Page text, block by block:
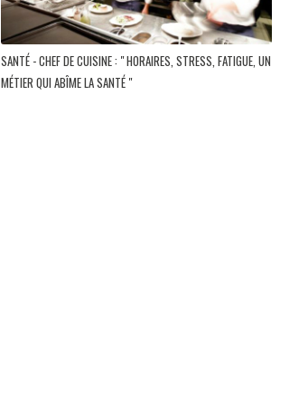
SANTÉ - CHEF DE CUISINE : " HORAIRES, STRESS, FATIGUE, UN
MÉTIER QUI ABÎME LA SANTÉ "